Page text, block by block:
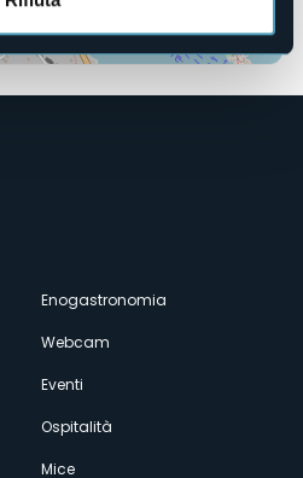
Enogastronomia
Webcam
Eventi
Ospitalità
Mice